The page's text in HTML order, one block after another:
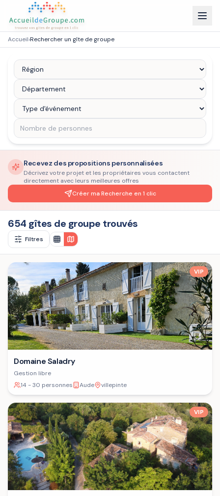
Accueil›Rechercher un gîte de groupe
Recevez des propositions personnalisées
Décrivez votre projet et les propriétaires vous contactent
directement avec leurs meilleures offres
Créer ma Recherche en 1 clic
654 gîtes de groupe trouvés
Filtres
VIP
Domaine Saladry
Gestion libre
14 - 30 personnes
Aude villepinte
VIP